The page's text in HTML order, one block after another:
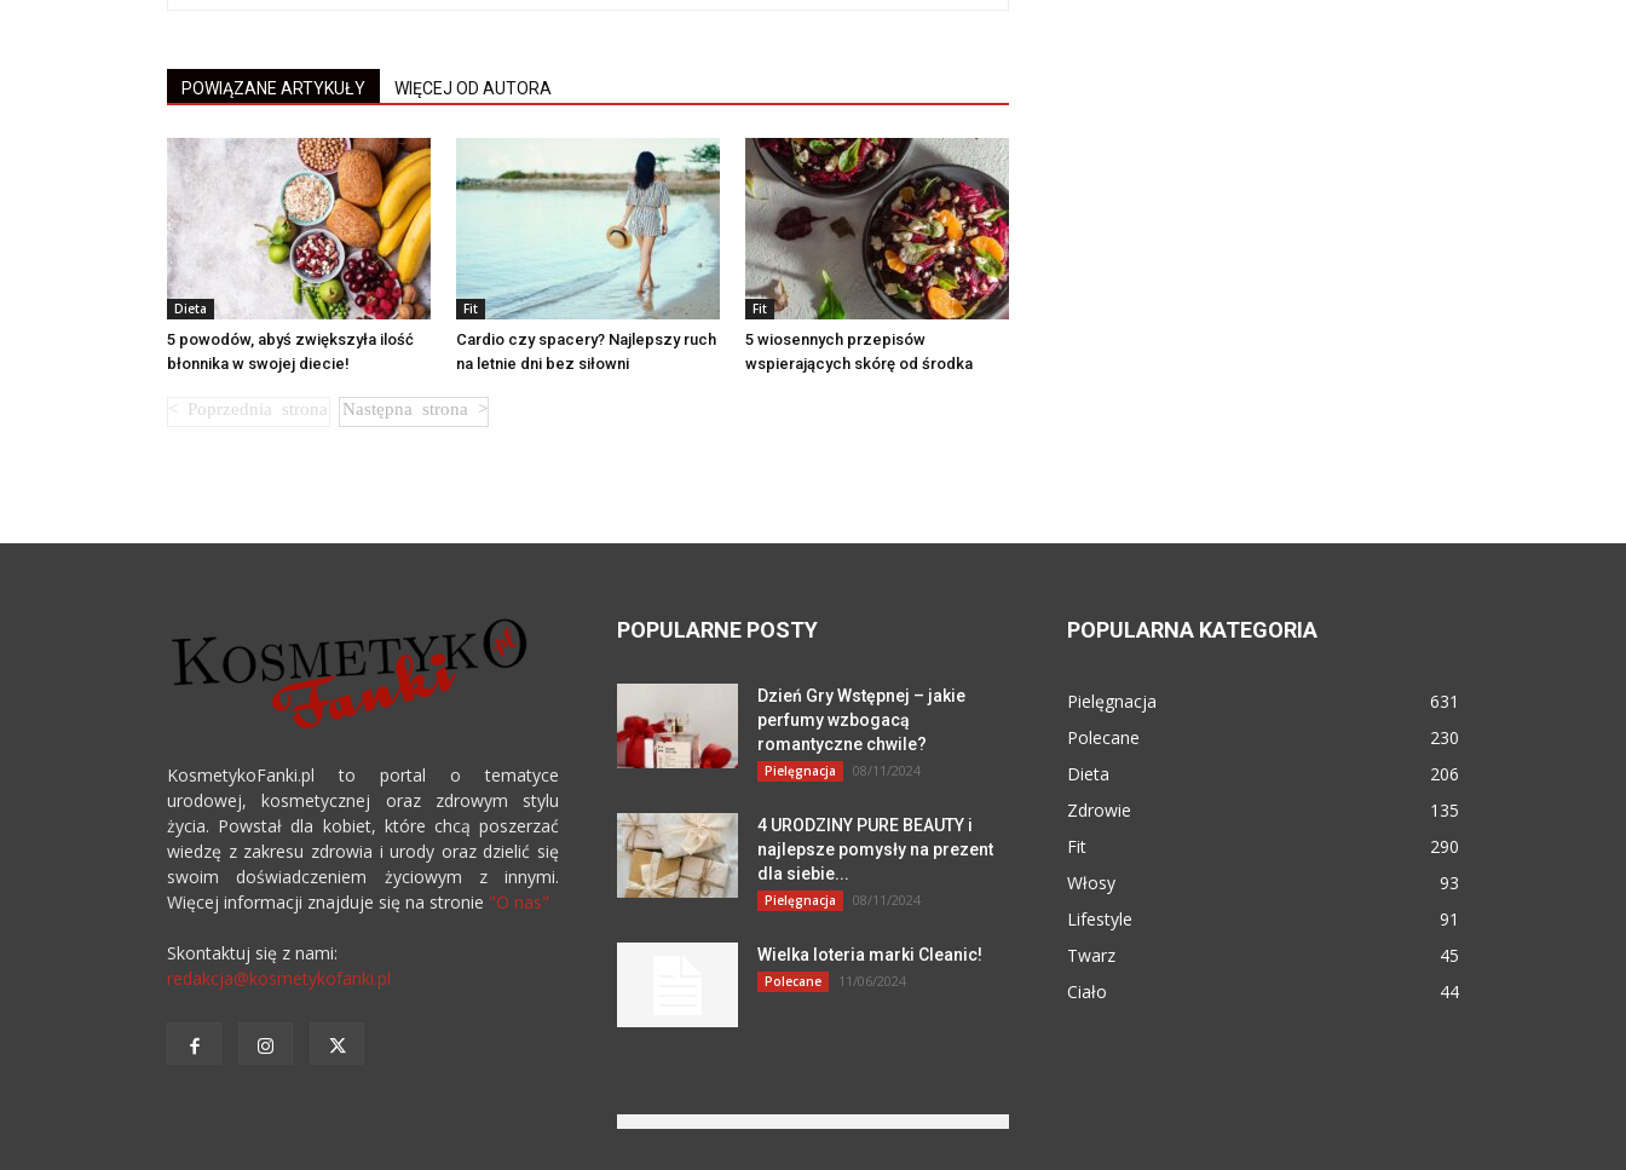
POWIĄZANE ARTYKUŁY WIĘCEJ OD AUTORA
Dieta
5 powodów, abyś zwiększyła ilość
błonnika w swojej diecie!
Fit
Cardio czy spacery? Najlepszy ruch
na letnie dni bez siłowni
Fit
5 wiosennych przepisów
wspierających skórę od środka
KosmetykoFanki.pl to portal o tematyce
urodowej, kosmetycznej oraz zdrowym stylu
życia. Powstał dla kobiet, które chcą poszerzać
wiedzę z zakresu zdrowia i urody oraz dzielić się
swoim doświadczeniem życiowym z innymi.
Więcej informacji znajduje się na stronie "O nas"
Skontaktuj się z nami:
redakcja@kosmetykofanki.pl
POPULARNE POSTY
Dzień Gry Wstępnej – jakie
perfumy wzbogacą
romantyczne chwile?
Pielęgnacja 08/11/2024
4 URODZINY PURE BEAUTY i
najlepsze pomysły na prezent
dla siebie...
Pielęgnacja 08/11/2024
Wielka loteria marki Cleanic!
Polecane 11/06/2024
POPULARNA KATEGORIA
Pielęgnacja
631
Polecane
230
Dieta
206
Zdrowie
135
Fit
290
Włosy
93
Lifestyle
91
Twarz
45
Ciało
44